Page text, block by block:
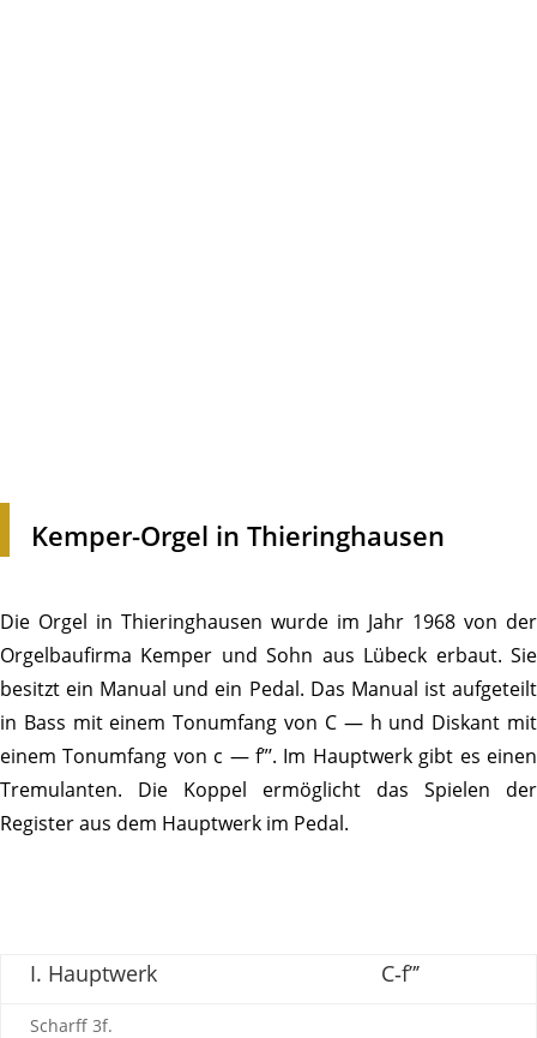
Kemper-Orgel in Thieringhausen
Die Orgel in Thier­ing­hausen wurde im Jahr 1968 von der
Orgel­bau­firma Kemper und Sohn aus Lübeck erbaut. Sie
besitzt ein Manual und ein Pedal. Das Manual ist aufge­teilt
in Bass mit einem Tonum­fang von C — h und Diskant mit
einem Tonum­fang von c — f”’. Im Haupt­werk gibt es einen
Tremu­lanten. Die Koppel ermög­licht das Spielen der
Register aus dem Haupt­werk im Pedal.
I. Haupt­werk C‑f”’
Scharff 3f.